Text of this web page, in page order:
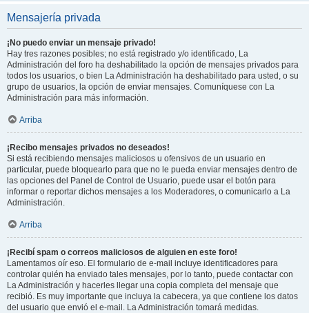
Mensajería privada
¡No puedo enviar un mensaje privado!
Hay tres razones posibles; no está registrado y/o identificado, La
Administración del foro ha deshabilitado la opción de mensajes privados para
todos los usuarios, o bien La Administración ha deshabilitado para usted, o su
grupo de usuarios, la opción de enviar mensajes. Comuníquese con La
Administración para más información.
Arriba
¡Recibo mensajes privados no deseados!
Si está recibiendo mensajes maliciosos u ofensivos de un usuario en
particular, puede bloquearlo para que no le pueda enviar mensajes dentro de
las opciones del Panel de Control de Usuario, puede usar el botón para
informar o reportar dichos mensajes a los Moderadores, o comunicarlo a La
Administración.
Arriba
¡Recibí spam o correos maliciosos de alguien en este foro!
Lamentamos oír eso. El formulario de e-mail incluye identificadores para
controlar quién ha enviado tales mensajes, por lo tanto, puede contactar con
La Administración y hacerles llegar una copia completa del mensaje que
recibió. Es muy importante que incluya la cabecera, ya que contiene los datos
del usuario que envió el e-mail. La Administración tomará medidas.